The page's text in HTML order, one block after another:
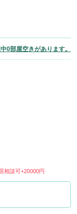
0部屋空きがあります。
相談可+20000円